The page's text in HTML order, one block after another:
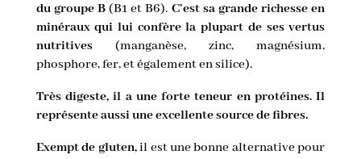
du groupe B (B1 et B6). C’est sa grande richesse en
minéraux qui lui confère la plupart de ses vertus
nutritives(manganèse, zinc, magnésium,
phosphore, fer, et également en silice).
Très digeste, il a une forte teneur en protéines. Il
représente aussi une excellente source de fibres.
Exempt de gluten,il est une bonne alternative pour